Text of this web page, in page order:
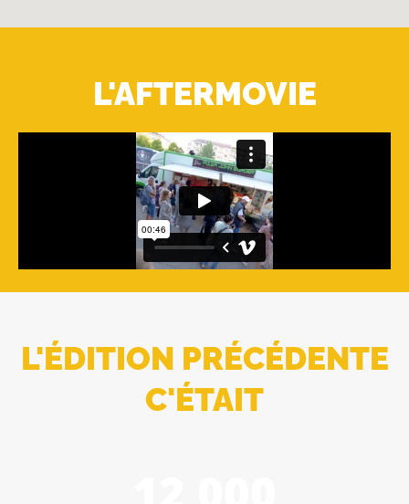
L'AFTERMOVIE
L'ÉDITION PRÉCÉDENTE
C'ÉTAIT